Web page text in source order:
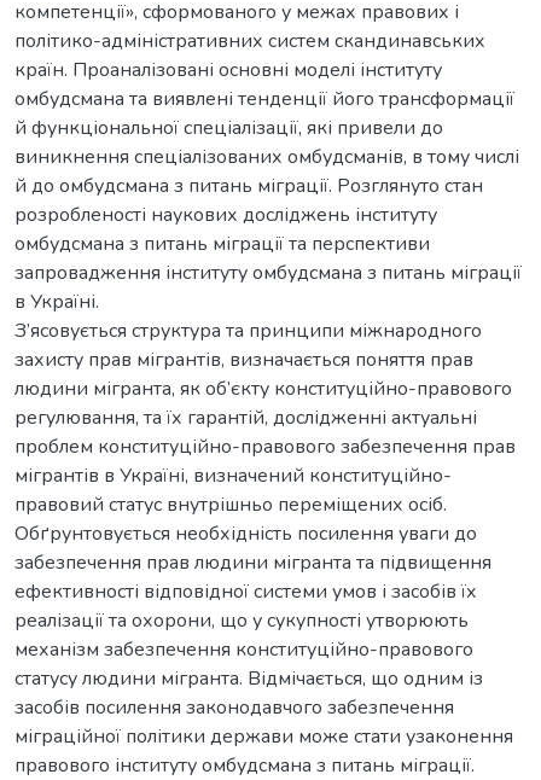
компетенції», сформованого у межах правових і
політико-адміністративних систем скандинавських
країн. Проаналізовані основні моделі інституту
омбудсмана та виявлені тенденції його трансформації
й функціональної спеціалізації, які привели до
виникнення спеціалізованих омбудсманів, в тому числі
й до омбудсмана з питань міграції. Розглянуто стан
розробленості наукових досліджень інституту
омбудсмана з питань міграції та перспективи
запровадження інституту омбудсмана з питань міграції
в Україні.
З’ясовується структура та принципи міжнародного
захисту прав мігрантів, визначається поняття прав
людини мігранта, як об’єкту конституційно-правового
регулювання, та їх гарантій, дослідженні актуальні
проблем конституційно-правового забезпечення прав
мігрантів в Україні, визначений конституційно-
правовий статус внутрішньо переміщених осіб.
Обґрунтовується необхідність посилення уваги до
забезпечення прав людини мігранта та підвищення
ефективності відповідної системи умов і засобів їх
реалізації та охорони, що у сукупності утворюють
механізм забезпечення конституційно-правового
статусу людини мігранта. Відмічається, що одним із
засобів посилення законодавчого забезпечення
міграційної політики держави може стати узаконення
правового інституту омбудсмана з питань міграції.